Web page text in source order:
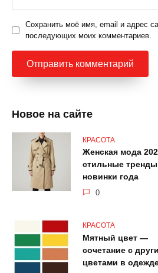
Сохранить моё имя, email и адрес
последующих моих комментариев.
Новое на сайте
КРАСОТА
Женская мода
стильные
новинки года
0
КРАСОТА
Мятный цвет —
сочетание с
цветами в